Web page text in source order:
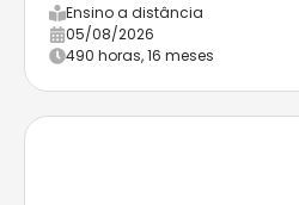
Ensino a distância
05/08/2026
490 horas, 16 meses